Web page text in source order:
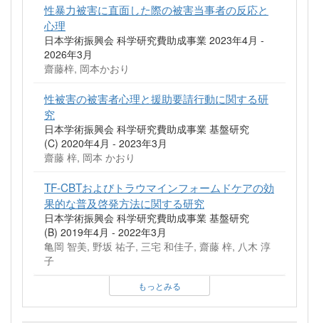
性暴力被害に直面した際の被害当事者の反応と
心理
日本学術振興会 科学研究費助成事業 2023年4月 -
2026年3月
齋藤梓, 岡本かおり
性被害の被害者心理と援助要請行動に関する研
究
日本学術振興会 科学研究費助成事業 基盤研究
(C) 2020年4月 - 2023年3月
齋藤 梓, 岡本 かおり
TF-CBTおよびトラウマインフォームドケアの効
果的な普及啓発方法に関する研究
日本学術振興会 科学研究費助成事業 基盤研究
(B) 2019年4月 - 2022年3月
亀岡 智美, 野坂 祐子, 三宅 和佳子, 齋藤 梓, 八木 淳
子
もっとみる